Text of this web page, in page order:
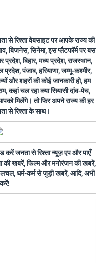
से रिश्ता वेबसाइट पर आपके राज्य की
बिजनेस, सिनेमा, इस प्लैटफॉर्म पर बस
प्रदेश, बिहार, मध्य प्रदेश, राजस्थान,
प्रदेश, पंजाब, हरियाणा, जम्मू-कश्मीर,
और शहरों की कोई जानकारी हो, हम
कहां चल रहा क्या सियासी दांव-पेच,
मिलेंगे। तो फिर अपने राज्य की हर
से रिश्ता के साथ।
जनता से रिश्ता न्यूज़ एप और पाएँ
की खबरें, फिल्म और मनोरंजन की खबरें,
धर्म-कर्म से जुड़ी खबरें, आदि, अभी